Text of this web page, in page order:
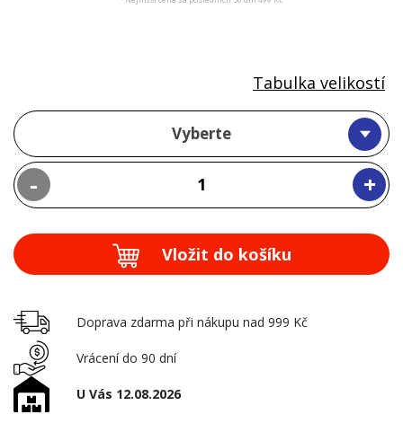
Vyberte
- +
Tabulka velikostí
Vložit do košíku
Doprava zdarma při nákupu nad 999 Kč
Vrácení do 90 dní
U Vás 12.08.2026